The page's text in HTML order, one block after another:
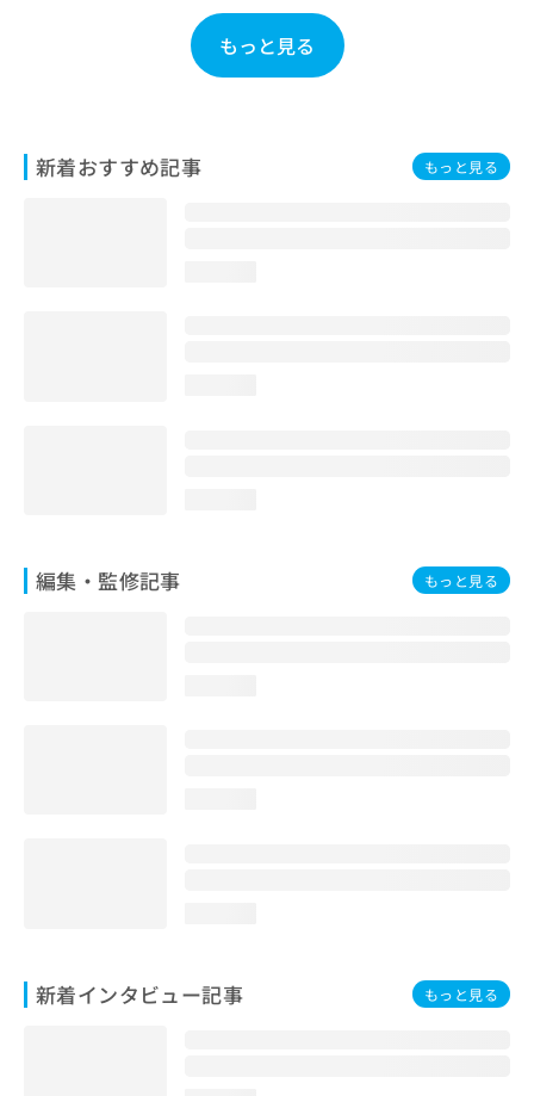
もっと見る
新着おすすめ記事 もっと見る
編集・監修記事 もっと見る
新着インタビュー記事 もっと見る
は
こ